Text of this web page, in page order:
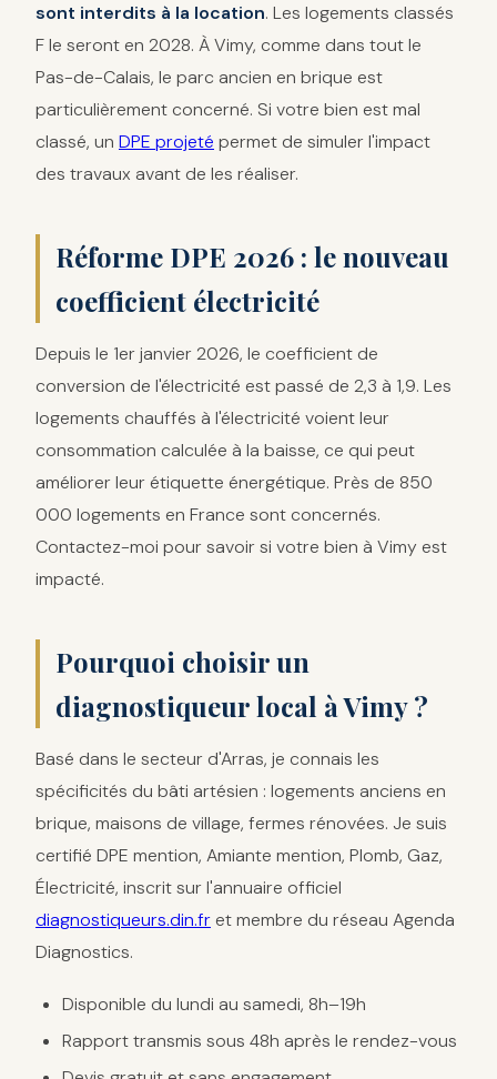
sont interdits à la location. Les logements classés
F le seront en 2028. À Vimy, comme dans tout le
Pas-de-Calais, le parc ancien en brique est
particulièrement concerné. Si votre bien est mal
classé, un DPE projeté permet de simuler l'impact
des travaux avant de les réaliser.
Réforme DPE 2026 : le nouveau
coefficient électricité
Depuis le 1er janvier 2026, le coefficient de
conversion de l'électricité est passé de 2,3 à 1,9. Les
logements chauffés à l'électricité voient leur
consommation calculée à la baisse, ce qui peut
améliorer leur étiquette énergétique. Près de 850
000 logements en France sont concernés.
Contactez-moi pour savoir si votre bien à Vimy est
impacté.
Pourquoi choisir un
diagnostiqueur local à Vimy ?
Basé dans le secteur d'Arras, je connais les
spécificités du bâti artésien : logements anciens en
brique, maisons de village, fermes rénovées. Je suis
certifié DPE mention, Amiante mention, Plomb, Gaz,
Électricité, inscrit sur l'annuaire officiel
diagnostiqueurs.din.fr et membre du réseau Agenda
Diagnostics.
Disponible du lundi au samedi, 8h–19h
Rapport transmis sous 48h après le rendez-vous